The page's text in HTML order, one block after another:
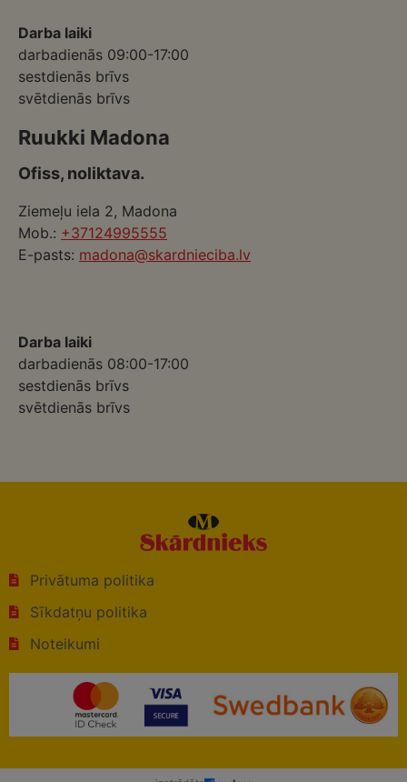
Darba laiki
darbadienās 09:00-17:00
sestdienās brīvs
svētdienās brīvs
Ruukki Madona
Ofiss, noliktava.
Ziemeļu iela 2, Madona
Mob.: +37124995555
E-pasts: madona@skardnieciba.lv
Darba laiki
darbadienās 08:00-17:00
sestdienās brīvs
svētdienās brīvs
Privātuma politika
Sīkdatņu politika
Noteikumi